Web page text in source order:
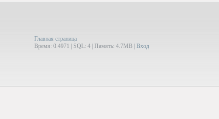
Главная страница
Время: 0.4971 | SQL: 4 | Память: 4.7MB Вход